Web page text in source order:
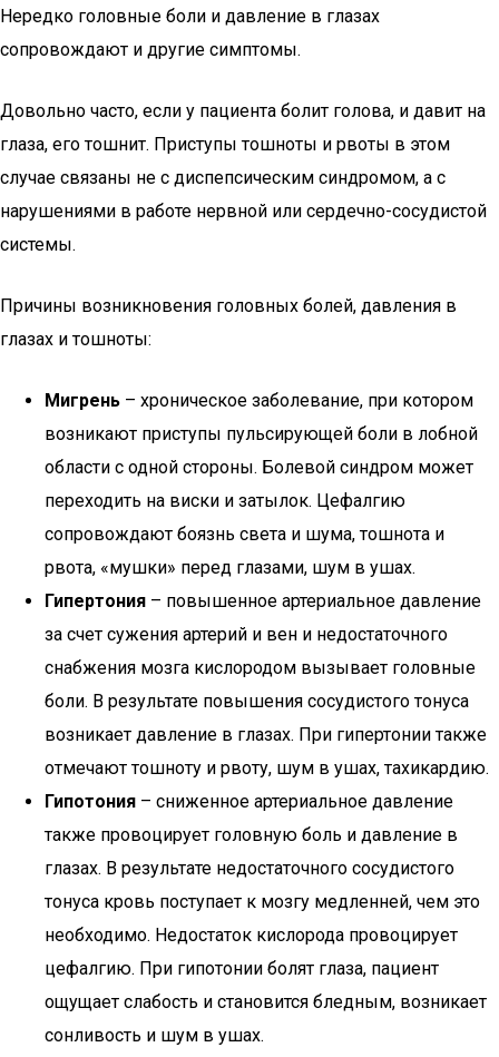
Нередко головные боли и давление в глазах
сопровождают и другие симптомы.
Довольно часто, если у пациента болит голова, и давит на
глаза, его тошнит. Приступы тошноты и рвоты в этом
случае связаны не с диспепсическим синдромом, а с
нарушениями в работе нервной или сердечно-сосудистой
системы.
Причины возникновения головных болей, давления в
глазах и тошноты:
Мигрень – хроническое заболевание, при котором
возникают приступы пульсирующей боли в лобной
области с одной стороны. Болевой синдром может
переходить на виски и затылок. Цефалгию
сопровождают боязнь света и шума, тошнота и
рвота, «мушки» перед глазами, шум в ушах.
Гипертония – повышенное артериальное давление
за счет сужения артерий и вен и недостаточного
снабжения мозга кислородом вызывает головные
боли. В результате повышения сосудистого тонуса
возникает давление в глазах. При гипертонии также
отмечают тошноту и рвоту, шум в ушах, тахикардию.
Гипотония – сниженное артериальное давление
также провоцирует головную боль и давление в
глазах. В результате недостаточного сосудистого
тонуса кровь поступает к мозгу медленней, чем это
необходимо. Недостаток кислорода провоцирует
цефалгию. При гипотонии болят глаза, пациент
ощущает слабость и становится бледным, возникает
сонливость и шум в ушах.